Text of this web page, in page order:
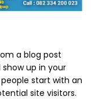
a blog post
up in your
start with an
site visitors.